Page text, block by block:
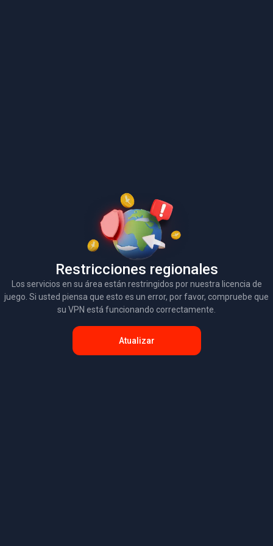
Restricciones regionales
Los servicios en su área están restringidos por nuestra licencia de
juego. Si usted piensa que esto es un error, por favor, compruebe que
su VPN está funcionando correctamente.
Atualizar